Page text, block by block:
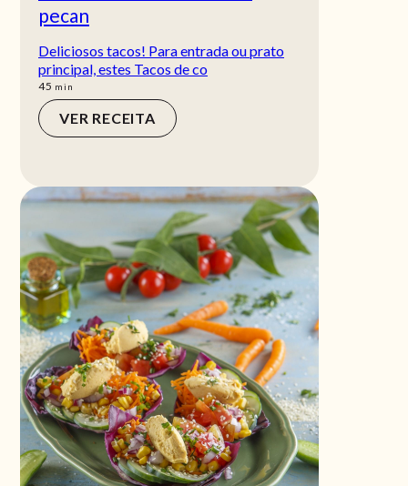
pecan
Deliciosos tacos! Para entrada ou prato
principal, estes Tacos de co
45 min
min
VER RECEITA